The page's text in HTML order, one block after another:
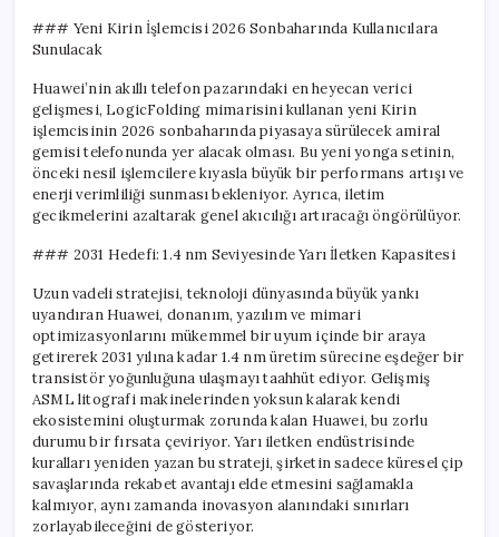
### Yeni Kirin İşlemcisi 2026 Sonbaharında Kullanıcılara
Sunulacak
Huawei’nin akıllı telefon pazarındaki en heyecan verici
gelişmesi, LogicFolding mimarisini kullanan yeni Kirin
işlemcisinin 2026 sonbaharında piyasaya sürülecek amiral
gemisi telefonunda yer alacak olması. Bu yeni yonga setinin,
önceki nesil işlemcilere kıyasla büyük bir performans artışı ve
enerji verimliliği sunması bekleniyor. Ayrıca, iletim
gecikmelerini azaltarak genel akıcılığı artıracağı öngörülüyor.
### 2031 Hedefi: 1.4 nm Seviyesinde Yarı İletken Kapasitesi
Uzun vadeli stratejisi, teknoloji dünyasında büyük yankı
uyandıran Huawei, donanım, yazılım ve mimari
optimizasyonlarını mükemmel bir uyum içinde bir araya
getirerek 2031 yılına kadar 1.4 nm üretim sürecine eşdeğer bir
transistör yoğunluğuna ulaşmayı taahhüt ediyor. Gelişmiş
ASML litografi makinelerinden yoksun kalarak kendi
ekosistemini oluşturmak zorunda kalan Huawei, bu zorlu
durumu bir fırsata çeviriyor. Yarı iletken endüstrisinde
kuralları yeniden yazan bu strateji, şirketin sadece küresel çip
savaşlarında rekabet avantajı elde etmesini sağlamakla
kalmıyor, aynı zamanda inovasyon alanındaki sınırları
zorlayabileceğini de gösteriyor.